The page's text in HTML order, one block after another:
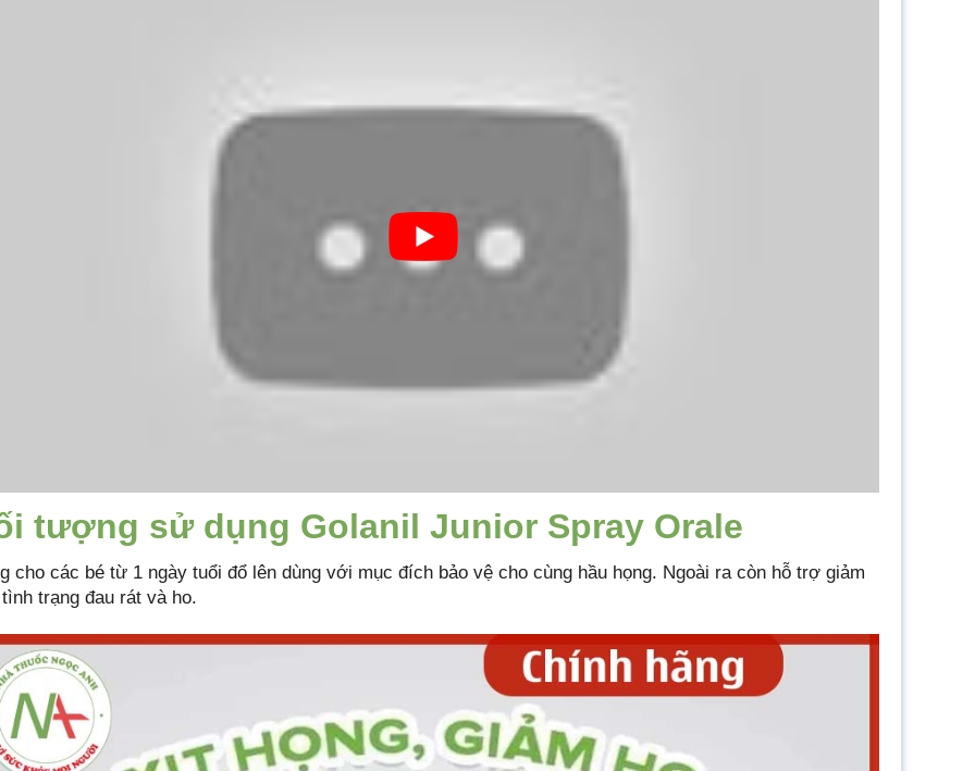
tượng sử dụng Golanil Junior Spray Orale
cho các bé từ 1 ngày tuổi đổ lên dùng với mục đích bảo vệ cho cùng hầu họng. Ngoài ra còn hỗ trợ giảm
trạng đau rát và ho.